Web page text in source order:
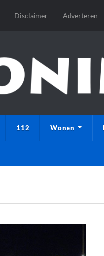
Disclaimer Adverteren
112 Wonen